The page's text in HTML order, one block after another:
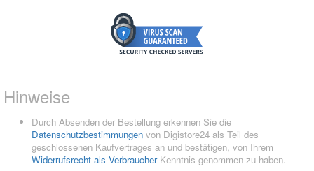
Hinweise
Durch Absenden der Bestellung erkennen Sie die
Datenschutzbestimmungen von Digistore24 als Teil des
geschlossenen Kaufvertrages an und bestätigen, von Ihrem
Widerrufsrecht als VerbraucherKenntnis genommen zu haben.